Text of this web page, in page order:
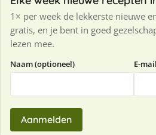
1× per week de lekkerste nieuwe
gratis, en je bent in goed
lezen mee.
Naam (optioneel) E-mail
Aanmelden